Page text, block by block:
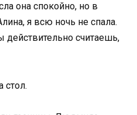
она спокойно, но в
я всю ночь не спала.
действительно считаешь,
стол.